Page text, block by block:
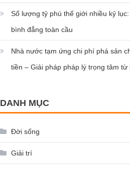
Số lượng tỷ phú thế giới nhiều kỷ
bình đẳng toàn cầu
Nhà nước tạm ứng chi phí phá sản
tiền – Giải pháp pháp lý trọng tâm từ
DANH MỤC
Đời sống
Giải trí